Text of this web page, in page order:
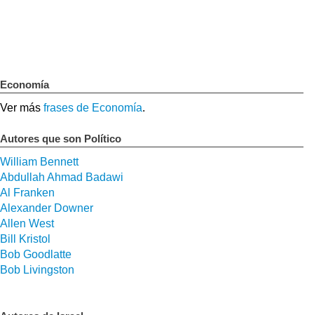
Economía
Ver más frases de Economía.
Autores que son Político
William Bennett
Abdullah Ahmad Badawi
Al Franken
Alexander Downer
Allen West
Bill Kristol
Bob Goodlatte
Bob Livingston